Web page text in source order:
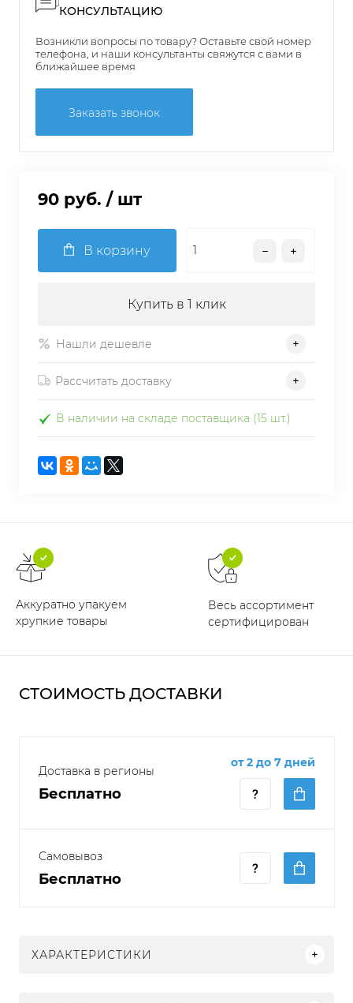
КОНСУЛЬТАЦИЮ
Возникли вопросы по товару? Оставьте свой номер
телефона, и наши консультанты свяжутся с вами в
ближайшее время
Заказать звонок
90 руб. / шт
В корзину
Купить в 1 клик
Нашли дешевле
Рассчитать доставку
В наличии на складе поставщика (15 шт.)
Аккуратно упакуем
хрупкие товары
Весь ассортимент
сертифицирован
СТОИМОСТЬ ДОСТАВКИ
Доставка в регионы
Бесплатно
от 2 до 7 дней
Самовывоз
Бесплатно
ХАРАКТЕРИСТИКИ